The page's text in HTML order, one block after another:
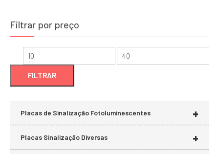
Filtrar por preço
Preço
Preço
FILTRAR
+
Placas de Sinalização Fotoluminescentes
+
Placas Sinalização Diversas